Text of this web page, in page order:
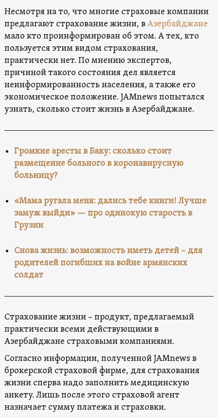
Несмотря на то, что многие страховые компании
предлагают страхование жизни, вАзербайджане
мало кто проинформирован об этом. А тех, кто
пользуется этим видом страхования,
практически нет. По мнению экспертов,
причиной такого состояния дел является
неинформированность населения, а также его
экономическое положение. JAMnews попытался
узнать, сколько стоит жизнь в Азербайджане.
Громкие аресты в Баку: сколько стоит
размещение больного в коронавирусную
больницу?
«Мама ругала меня: дались тебе книги! Лучше
замуж выйди» — про одинокую старость в
Грузии
Снова жизнь: возможность иметь детей – для
родителей погибших на войне армянских
солдат
Страхование жизни – продукт, предлагаемый
практически всеми действующими в
Азербайджане страховыми компаниями.
Согласно информации, полученной JAMnews в
брокерской страховой фирме, для страхования
жизни сперва надо заполнить медицинскую
анкету. Лишь после этого страховой агент
назначает сумму платежа и страховки.